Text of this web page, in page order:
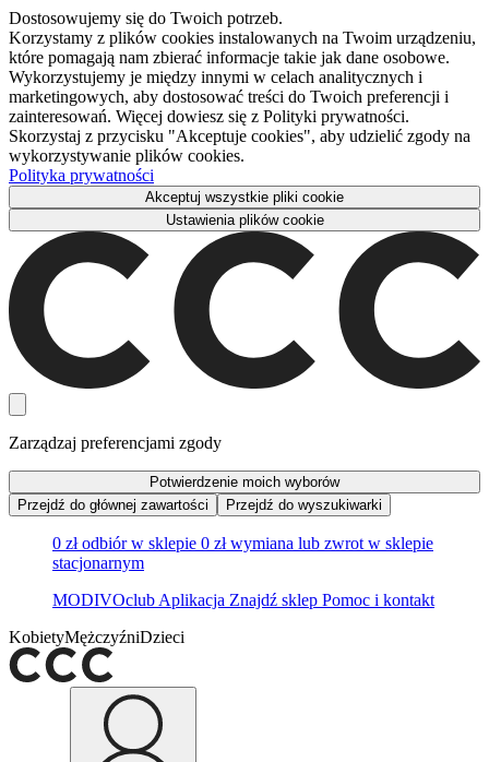
Dostosowujemy się do Twoich potrzeb.
Korzystamy z plików cookies instalowanych na Twoim urządzeniu,
które pomagają nam zbierać informacje takie jak dane osobowe.
Wykorzystujemy je między innymi w celach analitycznych i
marketingowych, aby dostosować treści do Twoich preferencji i
zainteresowań. Więcej dowiesz się z Polityki prywatności.
Skorzystaj z przycisku "Akceptuje cookies", aby udzielić zgody na
wykorzystywanie plików cookies.
Polityka prywatności
Akceptuj wszystkie pliki cookie
Ustawienia plików cookie
Zarządzaj preferencjami zgody
Potwierdzenie moich wyborów
Przejdź do głównej zawartości
Przejdź do wyszukiwarki
0 zł odbiór w sklepie 0 zł wymiana lub zwrot w sklepie
stacjonarnym
MODIVOclub Aplikacja Znajdź sklep Pomoc i kontakt
KobietyMężczyźniDzieci